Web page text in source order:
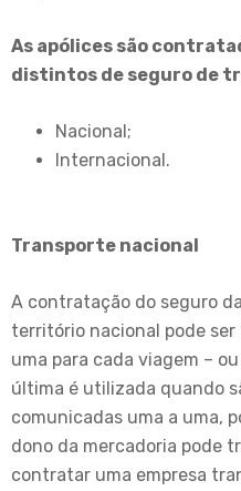
As apólices são
distintos de seguro de
Nacional;
Internacional.
Transporte nacional
A contratação do seguro
território nacional pode
uma para cada viagem –
última é utilizada quando
comunicadas uma a uma,
dono da mercadoria pode
contratar uma empresa